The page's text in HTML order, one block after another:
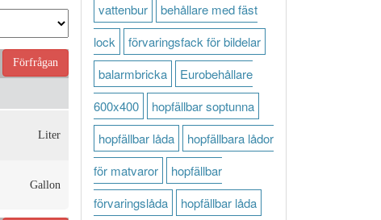
Förfrågan
Liter
Gallon
vattenbur
behållare med fäst
lock
förvaringsfack för bildelar
balarmbricka
Eurobehållare
600x400
hopfällbar soptunna
hopfällbar låda
hopfällbara lådor
för matvaror
hopfällbar
förvaringslåda
hopfällbar låda